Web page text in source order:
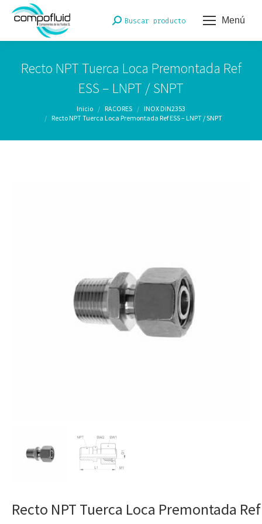
Menú
Buscar:Buscar producto
Recto NPT Tuerca Loca Premontada Ref
ESS – LNPT / SNPT
Inicio RACORES
INOX DIN2353
Recto NPT Tuerca Loca Premontada Ref ESS – LNPT / SNPT
Recto NPT Tuerca Loca Premontada Ref